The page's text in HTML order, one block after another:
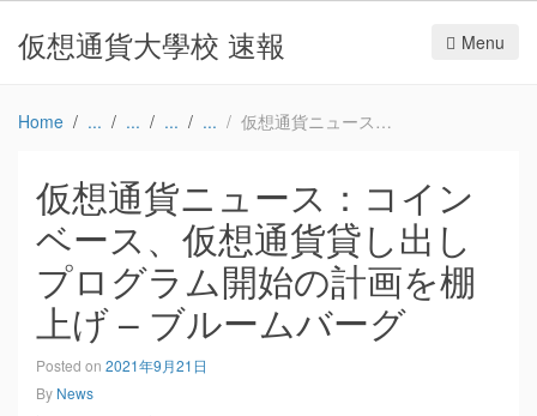
仮想通貨大學校 速報 Menu
Home 仮想通貨ニュース：コインベース、仮想通貨貸し出しプログラム開始の計画を棚上げ – ブルームバーグ
仮想通貨ニュース：コイン
ベース、仮想通貨貸し出し
プログラム開始の計画を棚
上げ – ブルームバーグ
Posted on 2021年9月21日
By News